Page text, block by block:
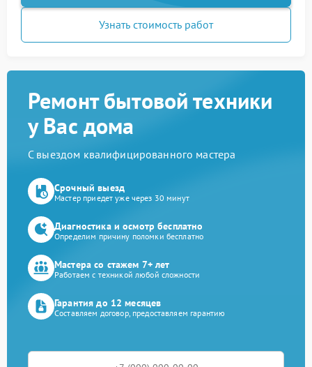
Узнать стоимость работ
Ремонт бытовой техники
у Вас дома
С выездом квалифицированного мастера
Срочный выезд
Мастер приедет уже через 30 минут
Диагностика и осмотр бесплатно
Определим причину поломки бесплатно
Мастера со стажем 7+ лет
Работаем с техникой любой сложности
Гарантия до 12 месяцев
Составляем договор, предоставляем гарантию